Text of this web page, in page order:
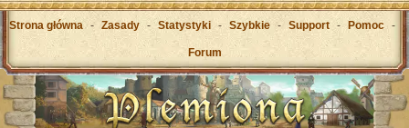
Strona główna - Zasady - Statystyki - Szybkie - Support - Pomoc -
Forum